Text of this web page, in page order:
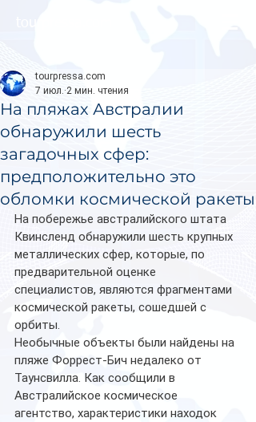
На пляжах Австралии
обнаружили шесть
загадочных сфер:
предположительно это
обломки космической ракеты
tourpressa.com
7 июл. 2 мин. чтения
На побережье австралийского штата
Квинсленд обнаружили шесть крупных
металлических сфер, которые, по
предварительной оценке
специалистов, являются фрагментами
космической ракеты, сошедшей с
орбиты.
Необычные объекты были найдены на
пляже Форрест-Бич недалеко от
Таунсвилла. Как сообщили в
Австралийское космическое
агентство, характеристики находок